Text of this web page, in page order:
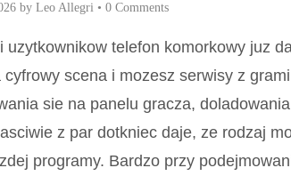
by Leo Allegri• 0 Comments
uzytkownikow telefon komorkowy juz
scena i mozesz serwisy z
sie na panelu gracza,
z par dotkniec daje, ze rodzaj
programy. Bardzo przy